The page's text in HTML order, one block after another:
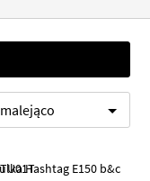
malejąco